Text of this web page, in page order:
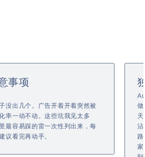
事项
没出几个。广告开着开着突然被
率一动不动。这些坑我见太多
最容易踩的雷一次性列出来，每
议看完再动手。
做
沾
路
家